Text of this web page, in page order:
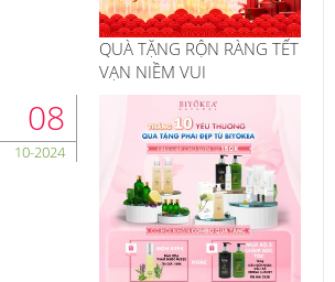
QUÀ TẶNG RỘN RÀNG TẾT
VẠN NIỀM VUI
08
10-2024